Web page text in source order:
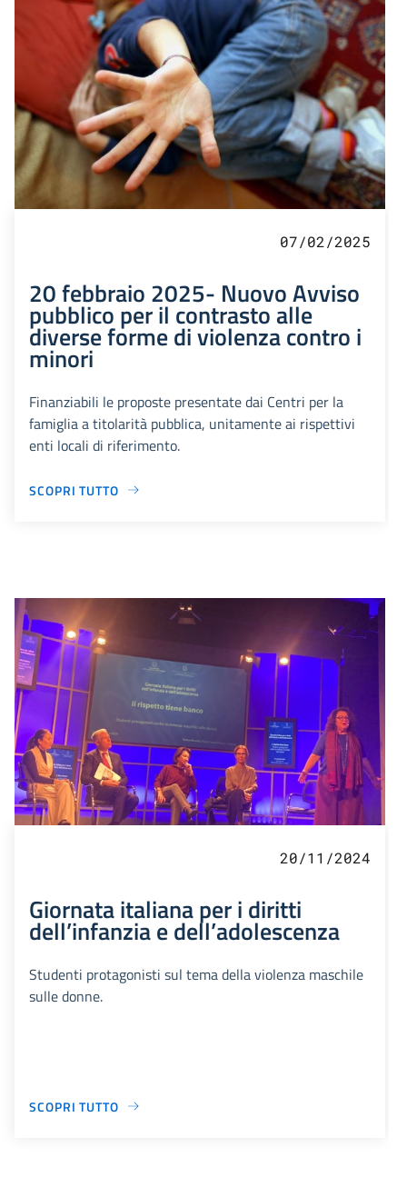
07/02/2025
20 febbraio 2025- Nuovo Avviso
pubblico per il contrasto alle
diverse forme di violenza contro i
minori
Finanziabili le proposte presentate dai Centri per la
famiglia a titolarità pubblica, unitamente ai rispettivi
enti locali di riferimento.
SCOPRI TUTTO
20/11/2024
Giornata italiana per i diritti
dell’infanzia e dell’adolescenza
Studenti protagonisti sul tema della violenza maschile
sulle donne.
SCOPRI TUTTO